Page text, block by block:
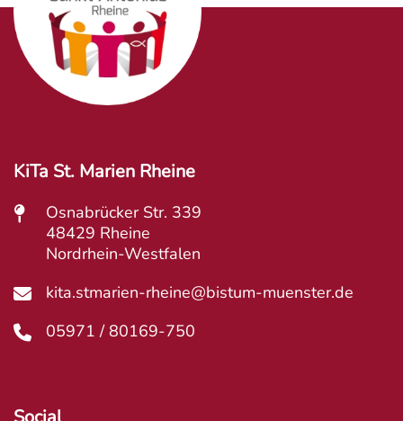
KiTa St. Marien Rheine
Osnabrücker Str. 339
48429 Rheine
Nordrhein-Westfalen
kita.stmarien-rheine@bistum-muenster.de
05971 / 80169-750